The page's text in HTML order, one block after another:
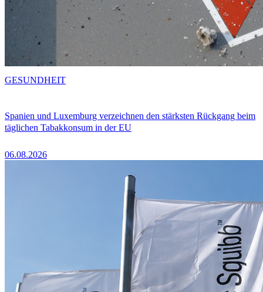
Spanien und Luxemburg verzeichnen den stärksten Rückgang beim
täglichen Tabakkonsum in der EU
06.08.2026
GESUNDHEIT